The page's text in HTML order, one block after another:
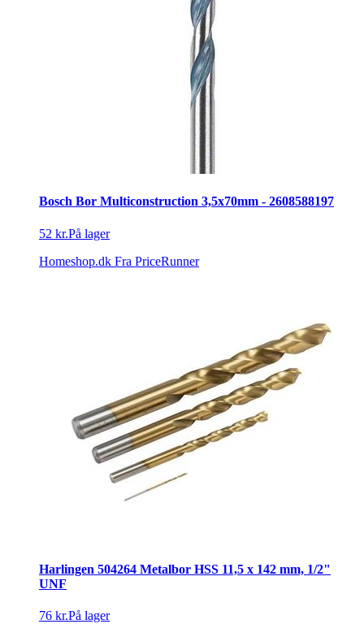
Bosch Bor Multiconstruction 3,5x70mm - 2608588197
52 kr.På lager
Homeshop.dk Fra PriceRunner
Harlingen 504264 Metalbor HSS 11,5 x 142 mm, 1/2"
UNF
76 kr.På lager